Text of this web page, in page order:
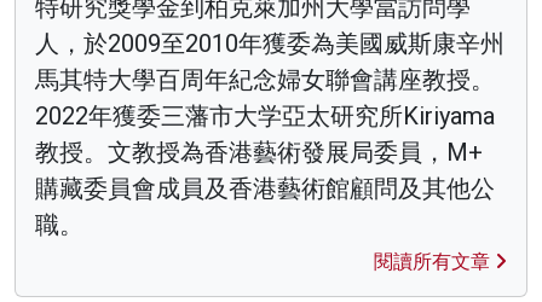
特研究獎學金到柏克萊加州大學當訪問學
人，於2009至2010年獲委為美國威斯康辛州
馬其特大學百周年紀念婦女聯會講座教授。
2022年獲委三藩市大学亞太研究所Kiriyama
教授。文教授為香港藝術發展局委員，M+
購藏委員會成員及香港藝術館顧問及其他公
職。
閱讀所有文章